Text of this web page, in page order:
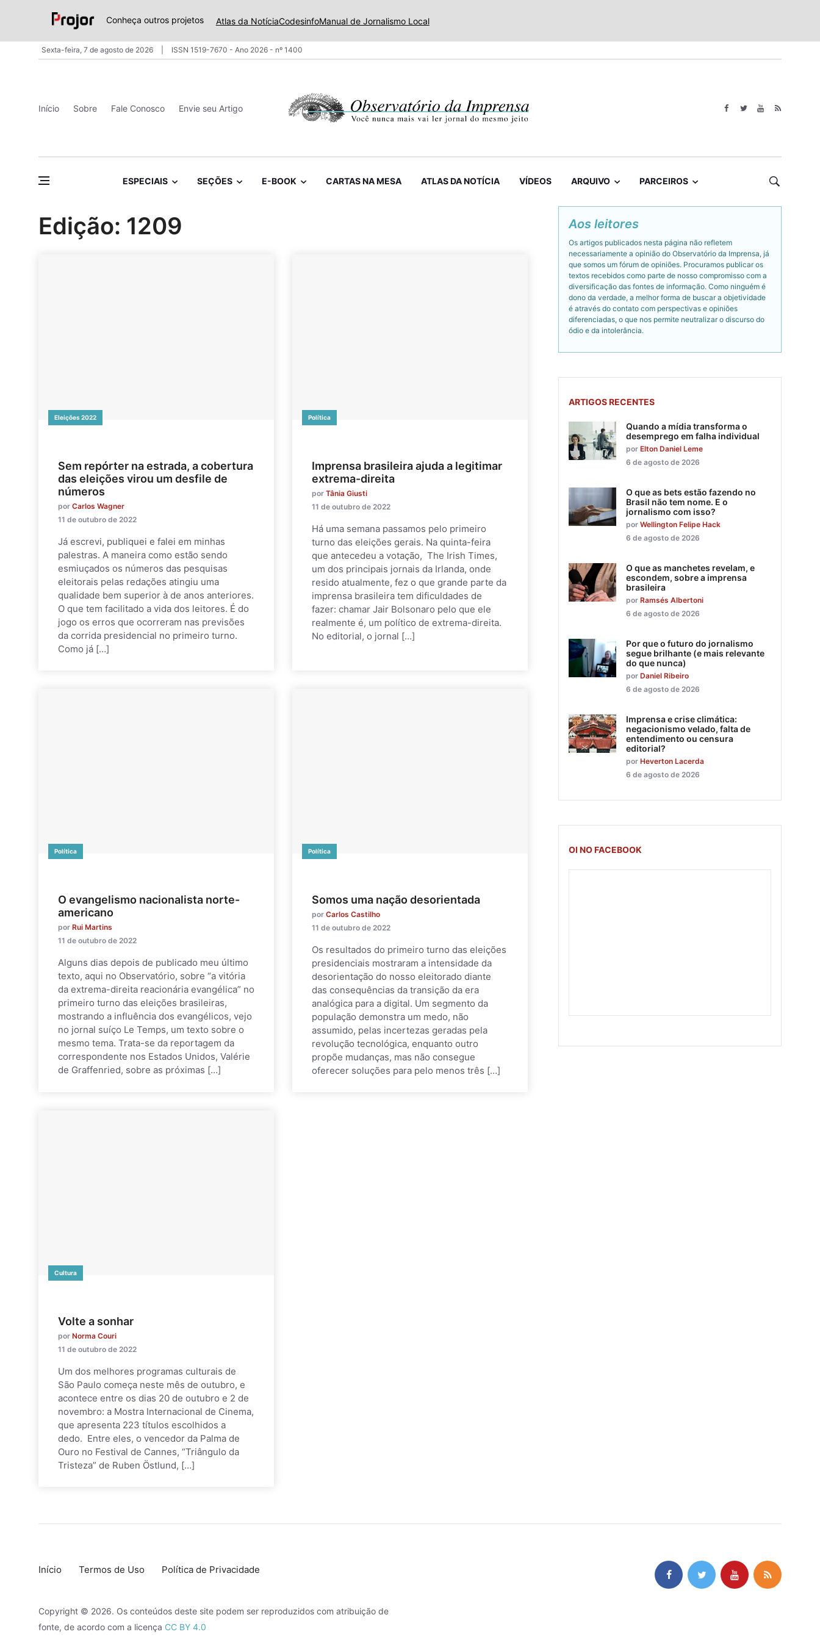
Conheça outros projetos Atlas da NotíciaCodesinfoManual de Jornalismo Local
Sexta-feira, 7 de agosto de 2026 ISSN 1519-7670 - Ano 2026 - nº 1400
Início Sobre Fale Conosco Envie seu Artigo
ESPECIAIS SEÇÕES E-BOOK CARTAS NA MESA ATLAS DA NOTÍCIA VÍDEOS ARQUIVO PARCEIROS
Edição: 1209
Eleições 2022
Sem repórter na estrada, a cobertura
das eleições virou um desfile de
números
por Carlos Wagner
11 de outubro de 2022
Já escrevi, publiquei e falei em minhas
palestras. A maneira como estão sendo
esmiuçados os números das pesquisas
eleitorais pelas redações atingiu uma
qualidade bem superior à de anos anteriores.
O que tem facilitado a vida dos leitores. É do
jogo os erros que ocorreram nas previsões
da corrida presidencial no primeiro turno.
Como já […]
Política
Imprensa brasileira ajuda a legitimar
extrema-direita
por Tânia Giusti
11 de outubro de 2022
Há uma semana passamos pelo primeiro
turno das eleições gerais. Na quinta-feira
que antecedeu a votação, The Irish Times,
um dos principais jornais da Irlanda, onde
resido atualmente, fez o que grande parte da
imprensa brasileira tem dificuldades de
fazer: chamar Jair Bolsonaro pelo que ele
realmente é, um político de extrema-direita.
No editorial, o jornal […]
Política
O evangelismo nacionalista norte-
americano
por Rui Martins
11 de outubro de 2022
Alguns dias depois de publicado meu último
texto, aqui no Observatório, sobre “a vitória
da extrema-direita reacionária evangélica” no
primeiro turno das eleições brasileiras,
mostrando a influência dos evangélicos, vejo
no jornal suíço Le Temps, um texto sobre o
mesmo tema. Trata-se da reportagem da
correspondente nos Estados Unidos, Valérie
de Graffenried, sobre as próximas […]
Política
Somos uma nação desorientada
por Carlos Castilho
11 de outubro de 2022
Os resultados do primeiro turno das eleições
presidenciais mostraram a intensidade da
desorientação do nosso eleitorado diante
das consequências da transição da era
analógica para a digital. Um segmento da
população demonstra um medo, não
assumido, pelas incertezas geradas pela
revolução tecnológica, enquanto outro
propõe mudanças, mas não consegue
oferecer soluções para pelo menos três […]
Cultura
Volte a sonhar
por Norma Couri
11 de outubro de 2022
Um dos melhores programas culturais de
São Paulo começa neste mês de outubro, e
acontece entre os dias 20 de outubro e 2 de
novembro: a Mostra Internacional de Cinema,
que apresenta 223 títulos escolhidos a
dedo. Entre eles, o vencedor da Palma de
Ouro no Festival de Cannes, “Triângulo da
Tristeza” de Ruben Östlund, […]
Aos leitores
Os artigos publicados nesta página não refletem
necessariamente a opinião do Observatório da Imprensa, já
que somos um fórum de opiniões. Procuramos publicar os
textos recebidos como parte de nosso compromisso com a
diversificação das fontes de informação. Como ninguém é
dono da verdade, a melhor forma de buscar a objetividade
é através do contato com perspectivas e opiniões
diferenciadas, o que nos permite neutralizar o discurso do
ódio e da intolerância.
ARTIGOS RECENTES
Quando a mídia transforma o
desemprego em falha individual
por Elton Daniel Leme
6 de agosto de 2026
O que as bets estão fazendo no
Brasil não tem nome. E o
jornalismo com isso?
por Wellington Felipe Hack
6 de agosto de 2026
O que as manchetes revelam, e
escondem, sobre a imprensa
brasileira
por Ramsés Albertoni
6 de agosto de 2026
Por que o futuro do jornalismo
segue brilhante (e mais relevante
do que nunca)
por Daniel Ribeiro
6 de agosto de 2026
Imprensa e crise climática:
negacionismo velado, falta de
entendimento ou censura
editorial?
por Heverton Lacerda
6 de agosto de 2026
OI NO FACEBOOK
Início Termos de Uso Política de Privacidade
Copyright © 2026. Os conteúdos deste site podem ser reproduzidos com atribuição de
fonte, de acordo com a licença CC BY 4.0